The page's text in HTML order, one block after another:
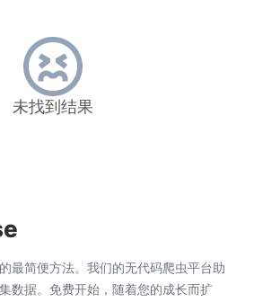
未找到结果
最简便方法。我们的无代码爬虫平台助
数据。免费开始，随着您的成长而扩